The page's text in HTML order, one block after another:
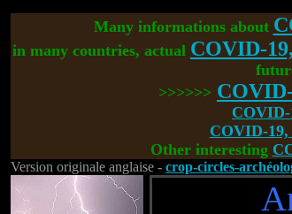
Many informations about
in many countries, actual COVID-
>>>>>>
COVID-
Other interesting
Version originale anglaise - crop-circles-